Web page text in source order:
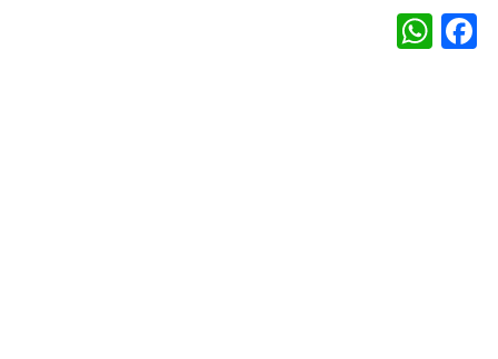
Facebook